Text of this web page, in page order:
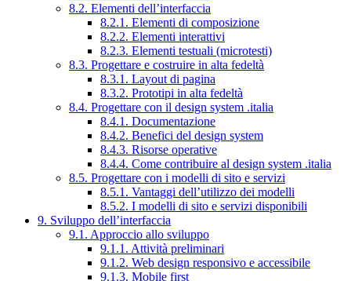
8.2. Elementi dell’interfaccia
8.2.1. Elementi di composizione
8.2.2. Elementi interattivi
8.2.3. Elementi testuali (microtesti)
8.3. Progettare e costruire in alta fedeltà
8.3.1. Layout di pagina
8.3.2. Prototipi in alta fedeltà
8.4. Progettare con il design system .italia
8.4.1. Documentazione
8.4.2. Benefici del design system
8.4.3. Risorse operative
8.4.4. Come contribuire al design system .italia
8.5. Progettare con i modelli di sito e servizi
8.5.1. Vantaggi dell’utilizzo dei modelli
8.5.2. I modelli di sito e servizi disponibili
9. Sviluppo dell’interfaccia
9.1. Approccio allo sviluppo
9.1.1. Attività preliminari
9.1.2. Web design responsivo e accessibile
9.1.3. Mobile first